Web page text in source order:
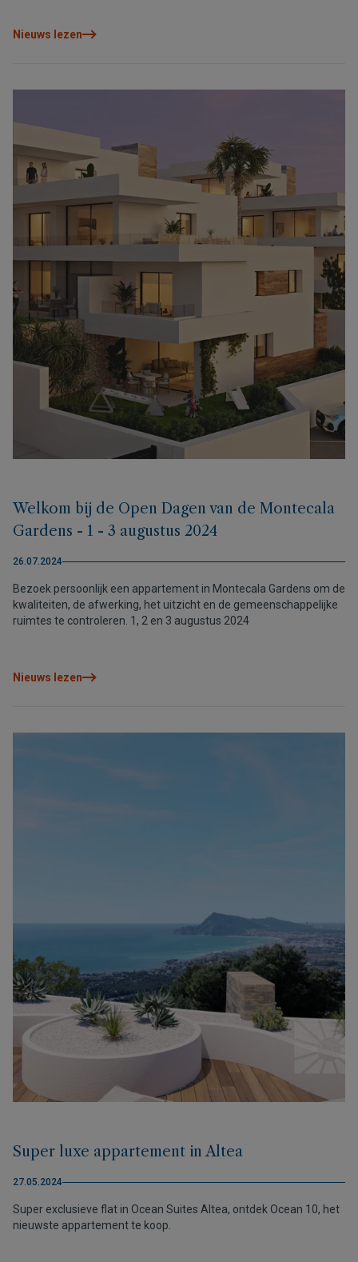
Nieuws lezen
Welkom bij de Open Dagen van de Montecala
Gardens - 1 - 3 augustus 2024
26.07.2024
Bezoek persoonlijk een appartement in Montecala Gardens om de
kwaliteiten, de afwerking, het uitzicht en de gemeenschappelijke
ruimtes te controleren. 1, 2 en 3 augustus 2024
Nieuws lezen
Super luxe appartement in Altea
27.05.2024
Super exclusieve flat in Ocean Suites Altea, ontdek Ocean 10, het
nieuwste appartement te koop.